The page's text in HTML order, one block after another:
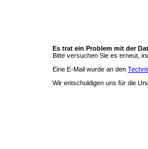
Es trat ein Problem mit der
Bitte versuchen Sie es erneut,
Eine E-Mail wurde an den
Wir entschuldigen uns für die